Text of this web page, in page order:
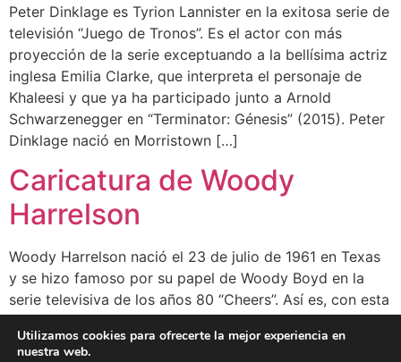
Peter Dinklage es Tyrion Lannister en la exitosa serie de
televisión “Juego de Tronos”. Es el actor con más
proyección de la serie exceptuando a la bellísima actriz
inglesa Emilia Clarke, que interpreta el personaje de
Khaleesi y que ya ha participado junto a Arnold
Schwarzenegger en “Terminator: Génesis” (2015). Peter
Dinklage nació en Morristown […]
Caricatura de Woody
Harrelson
Woody Harrelson nació el 23 de julio de 1961 en Texas
y se hizo famoso por su papel de Woody Boyd en la
serie televisiva de los años 80 “Cheers”. Así es, con esta
esta caricatura pintada con acuarela y lápiz de color en
Utilizamos cookies para ofrecerte la mejor experiencia en
nuestra web.